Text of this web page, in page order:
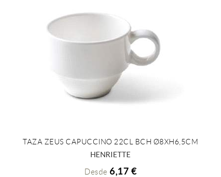
+ INFO
TAZA ZEUS CAPUCCINO 22CL BCH Ø8XH6,5CM
HENRIETTE
Desde 6,17 €